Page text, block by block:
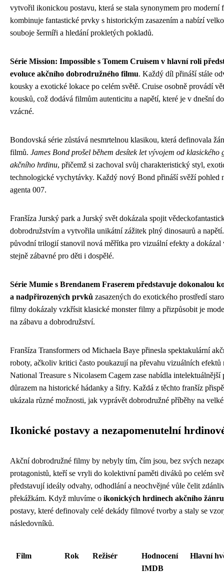
vytvořil ikonickou postavu, která se stala synonymem pro moderní
kombinuje fantastické prvky s historickým zasazením a nabízí
souboje šermíři a hledání prokletých pokladů.
Série Mission: Impossible s Tomem Cruisem v hlavní roli
evoluce akčního dobrodružného filmu. Každý díl přináší stále
kousky a exotické lokace po celém světě. Cruise osobně provádí
kousků, což dodává filmům autenticitu a napětí, které je v dnešní
vzácné.
Bondovská série zůstává nesmrtelnou klasikou, která definovala
filmů. James Bond prošel během desítek let vývojem od
akčního hrdinu, přičemž si zachoval svůj charakteristický styl,
technologické vychytávky. Každý nový Bond přináší svěží pohled
agenta 007.
Franšíza Jurský park a Jurský svět dokázala spojit
dobrodružstvím a vytvořila unikátní zážitek plný dinosaurů a
původní trilogií stanovil nová měřítka pro vizuální efekty a
stejně zábavné pro děti i dospělé.
Série Mumie s Brendanem Fraserem představuje dokonalou
a nadpřirozených prvků zasazených do exotického prostředí
filmy dokázaly vzkřísit klasické monster filmy a přizpůsobit je
na zábavu a dobrodružství.
Franšíza Transformers od Michaela Baye přinesla spektakulární
roboty, ačkoliv kritici často poukazují na převahu vizuálních efektů
National Treasure s Nicolasem Cagem zase nabídla
důrazem na historické hádanky a šifry. Každá z těchto franšíz
ukázala různé možnosti, jak vyprávět dobrodružné příběhy na
Ikonické postavy a nezapomenutelní
Akční dobrodružné filmy by nebyly tím, čím jsou, bez svých
protagonistů, kteří se vryli do kolektivní paměti diváků po celém
představují ideály odvahy, odhodlání a neochvějné vůle čelit
překážkám. Když mluvíme o ikonických hrdinech akčního žánru
postavy, které definovaly celé dekády filmové tvorby a staly se
následovníků.
Film Rok Režisér
Hodnocení
IMDB
Hlavní